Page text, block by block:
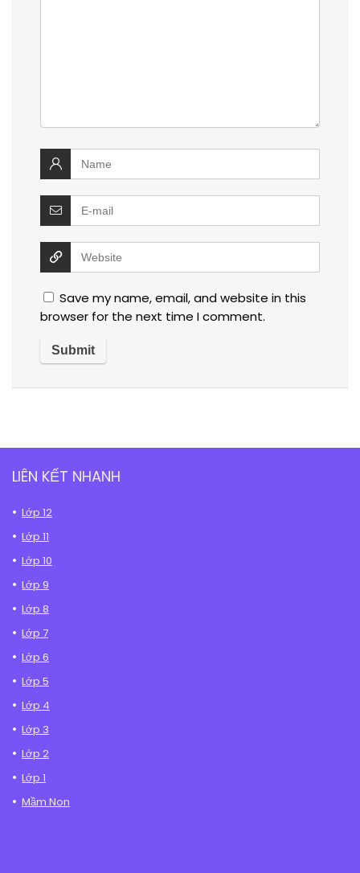
Save my name, email, and website in this
browser for the next time I comment.
LIÊN KẾT NHANH
Lớp 12
Lớp 11
Lớp 10
Lớp 9
Lớp 8
Lớp 7
Lớp 6
Lớp 5
Lớp 4
Lớp 3
Lớp 2
Lớp 1
Mầm Non